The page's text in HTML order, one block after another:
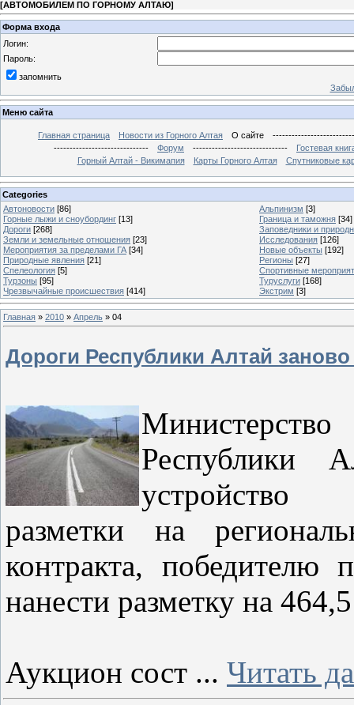
[АВТОМОБИЛЕМ ПО ГОРНОМУ АЛТАЮ]
Форма входа
Логин:
Пароль:
запомнить
Меню сайта
Главная страница Новости из Горного Алтая О сайте
------------------------------
Форум ------------------------------
Гостевая
Горный Алтай - Викимапия
Карты Горного Алтая Спутниковые
Categories
Автоновости [86] Альпинизм [3]
Горные лыжи и сноубординг [13] Граница и таможня [34]
Дороги [268]
Заповедники и
Земли и земельные отношения [23] Исследования [126]
Мероприятия за пределами ГА [34] Новые объекты [192]
Природные явления [21] Регионы [27]
Спелеология [5]
Спортивные
Турзоны [95] Туруслуги [168]
Чрезвычайные происшествия [414] Экстрим [3]
Главная » 2010 » Апрель » 04
Дороги Республики Алтай заново
Республики
устройство
разметки на
контракта,
нанести разметку на
Аукцион сост ... Читать